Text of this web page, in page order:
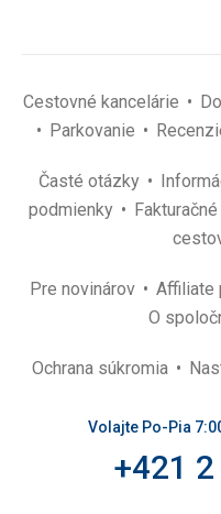
Cestovné kancelárie
Parkovanie
Časté otázky
podmienky
Pre novinárov Affiliate
O
Ochrana súkromia
Volajte Po-Pia
+421